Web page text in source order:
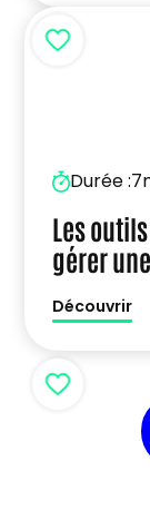
Durée :
Les
gérer
Découvrir